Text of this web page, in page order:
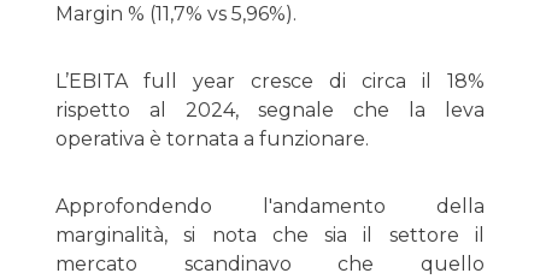
Margin % (11,7% vs 5,96%).
L’EBITA full year cresce di circa il 18%
rispetto al 2024, segnale che la leva
operativa è tornata a funzionare.
Approfondendo l'andamento della
marginalità, si nota che sia il settore il
mercato scandinavo che quello